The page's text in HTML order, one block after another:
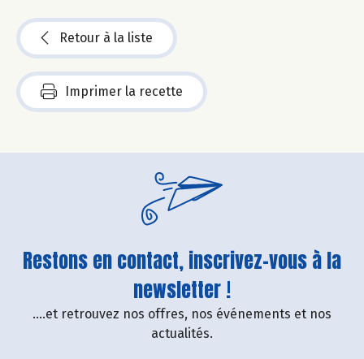
Retour à la liste
Imprimer la recette
Restons en contact, inscrivez-vous à la
newsletter !
....et retrouvez nos offres, nos événements et nos
actualités.